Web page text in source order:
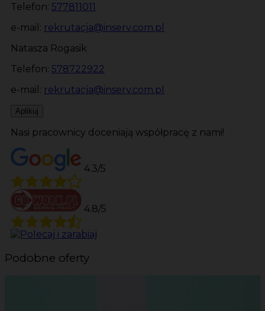
Telefon: 577811011
e-mail: rekrutacja@inserv.com.pl
Natasza Rogasik
Telefon: 578722922
e-mail: rekrutacja@inserv.com.pl
Aplikuj
Nasi pracownicy doceniają współpracę z nami!
4.3/5
4.8/5
Podobne oferty